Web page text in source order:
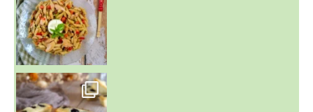
~ FINANCIERS MYRTILLES ET CITRON ~
Aujourd'hu